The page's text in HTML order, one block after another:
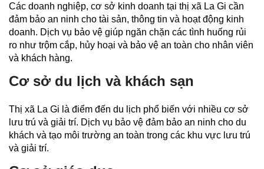
Các doanh nghiệp, cơ sở kinh doanh tại thị xã La Gi cần
đảm bảo an ninh cho tài sản, thông tin và hoạt động kinh
doanh. Dịch vụ bảo vệ giúp ngăn chặn các tình huống rủi
ro như trộm cắp, hủy hoại và bảo vệ an toàn cho nhân viên
và khách hàng.
Cơ sở du lịch và khách sạn
Thị xã La Gi là điểm đến du lịch phổ biến với nhiều cơ sở
lưu trú và giải trí. Dịch vụ bảo vệ đảm bảo an ninh cho du
khách và tạo môi trường an toàn trong các khu vực lưu trú
và giải trí.